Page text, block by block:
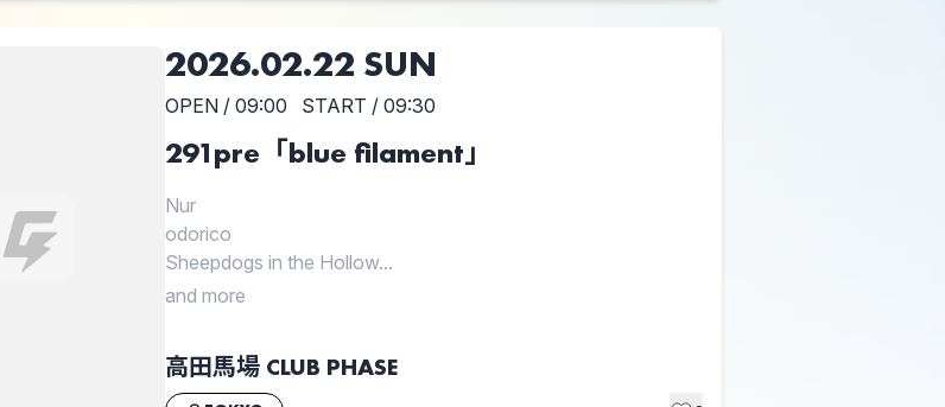
2026.02.22 SUN
OPEN / 09:00 START / 09:30
291pre「blue filament」
Nur
odorico
Sheepdogs in the Hollow...
and more
高田馬場 CLUB PHASE